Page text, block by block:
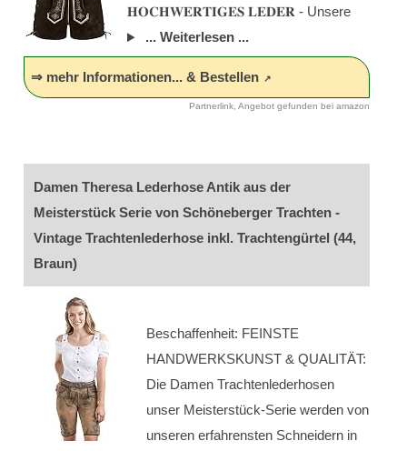
𝐇𝐎𝐂𝐇𝐖𝐄𝐑𝐓𝐈𝐆𝐄𝐒 𝐋𝐄𝐃𝐄𝐑 - Unsere
... Weiterlesen ...
⇒ mehr Informationen... & Bestellen
Partnerlink, Angebot gefunden bei amazon
Damen Theresa Lederhose Antik aus der
Meisterstück Serie von Schöneberger Trachten -
Vintage Trachtenlederhose inkl. Trachtengürtel (44,
Braun)
Beschaffenheit: FEINSTE
HANDWERKSKUNST & QUALITÄT:
Die Damen Trachtenlederhosen
unser Meisterstück-Serie werden von
unseren erfahrensten Schneidern in